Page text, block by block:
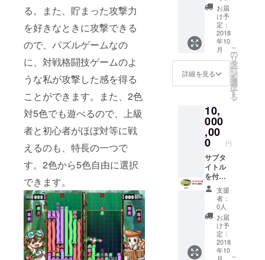
る。また、貯まった攻撃力
を好きなときに攻撃できる
ので、パズルゲームなの
に、対戦格闘技ゲームのよ
うな私が攻撃した感を得る
ことができます。また、2色
対5色でも遊べるので、上級
者と初心者がほぼ対等に戦
えるのも、特長の一つで
す。2色から5色自由に選択
できます。
へ。題
目つい
てはご
相談あ
りで
す。講
演会の
月日は
購入後
に相談
定。日
程は平
日が押
さえや
すく
なって
おりま
す。 ※
スケ
ジュー
ルの都
合上、
こちら
のリ
ターン
の講演
大）サ
イズで
記載さ
れま
す。
100万円
コース
の内容
もセッ
トで付
きま
す。 ・
企業様
の名前
の付い
エリア
の寄り
道が
マップ
モード
に入り
ます。
お届
け予
定：
2018
年10
月
詳細を見る
こ
の
リ
タ
ー
ン
を
選
択
す
る
10,
000
,00
0 円
サブタ
イトル
を付け
る権利
・100万
円コー
スの内
容も
セット
で付き
ます。
支援
者：
0人
お届
け予
定：
2018
年10